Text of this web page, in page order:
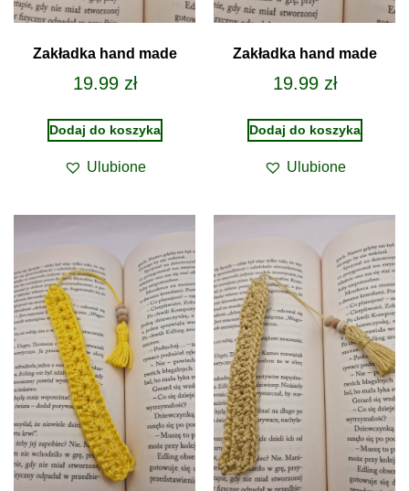
Zakładka hand made
19.99 zł
Dodaj do koszyka
Ulubione
Zakładka hand made
19.99 zł
Dodaj do koszyka
Ulubione